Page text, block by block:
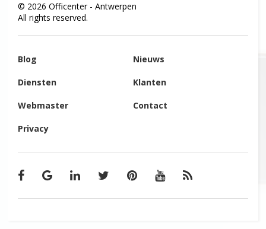
© 2026 Officenter - Antwerpen
All rights reserved.
Blog Nieuws
Diensten Klanten
Webmaster Contact
Privacy